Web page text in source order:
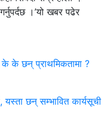
।’यो खबर पढेर
के के छन् प्राथमिकतामा ?
छन् सम्भावित कार्यसूची